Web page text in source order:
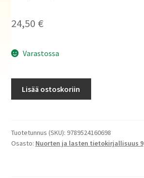
24,50 €
Varastossa
2026
Ripley's
Lisää ostoskoriin
Tuotetunnus (SKU): 9789524160698
Osasto: Nuorten ja lasten tietokirjallisuus 9